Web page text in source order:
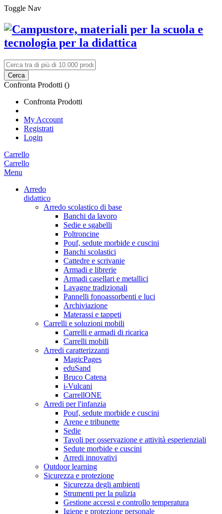
Toggle Nav
Cerca
Confronta Prodotti ()
Confronta Prodotti
My Account
Registrati
Login
Carrello
Carrello
Menu
Arredo
didattico
Arredo scolastico di base
Banchi da lavoro
Sedie e sgabelli
Poltroncine
Pouf, sedute morbide e cuscini
Banchi scolastici
Cattedre e scrivanie
Armadi e librerie
Armadi casellari e metallici
Lavagne tradizionali
Pannelli fonoassorbenti e luci
Archiviazione
Materassi e tappeti
Carrelli e soluzioni mobili
Carrelli e armadi di ricarica
Carrelli mobili
Arredi caratterizzanti
MagicPages
eduSand
Bruco Catena
i-Vulcani
CarrellONE
Arredi per l'infanzia
Pouf, sedute morbide e cuscini
Arene e tribunette
Sedie
Tavoli per osservazione e attività esperienziali
Sedute morbide e cuscini
Arredi innovativi
Outdoor learning
Sicurezza e protezione
Sicurezza degli ambienti
Strumenti per la pulizia
Gestione accessi e controllo temperatura
Igiene e protezione personale